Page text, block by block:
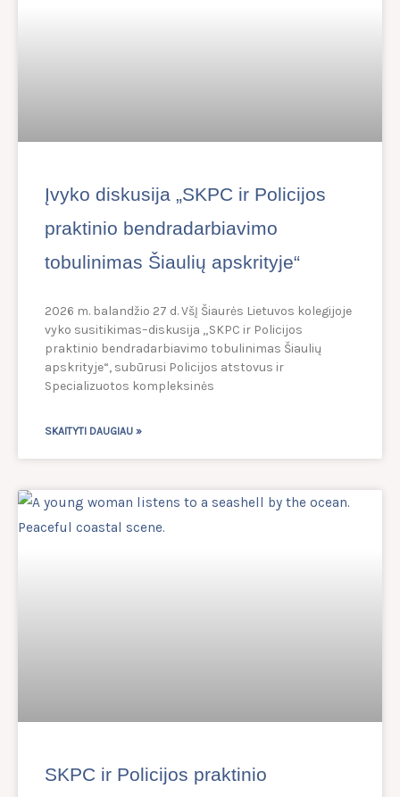
Įvyko diskusija „SKPC ir Policijos
praktinio bendradarbiavimo
tobulinimas Šiaulių apskrityje“
2026 m. balandžio 27 d. VšĮ Šiaurės Lietuvos kolegijoje
vyko susitikimas–diskusija „SKPC ir Policijos
praktinio bendradarbiavimo tobulinimas Šiaulių
apskrityje“, subūrusi Policijos atstovus ir
Specializuotos kompleksinės
SKAITYTI DAUGIAU »
SKPC ir Policijos praktinio